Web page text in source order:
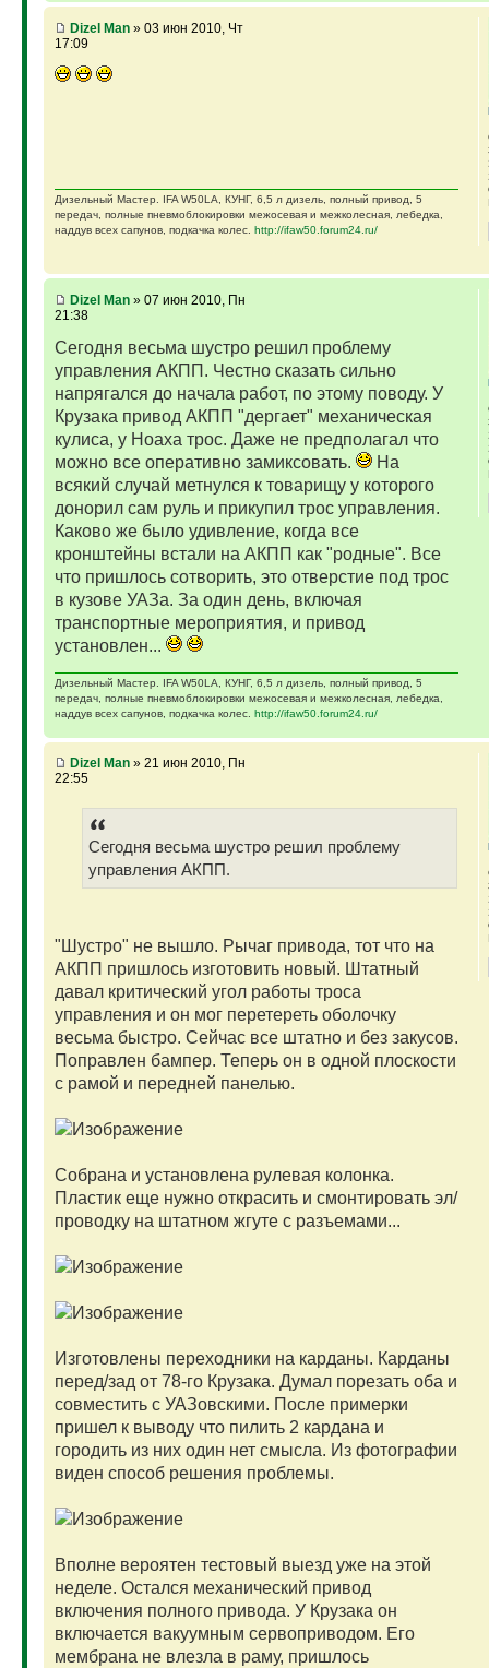
ГАЗ-69 рок-н-ролл - еще одна задумка
Если что, на связи (909)640-3030
Dizel Man» 03 июн 2010, Чт
17:09
Дизельный Мастер. IFA W50LA, КУНГ, 6,5 л дизель, полный привод, 5
передач, полные пневмоблокировки межосевая и межколесная, лебедка,
наддув всех сапунов, подкачка колес. http://ifaw50.forum24.ru/
Dizel Man» 07 июн 2010, Пн
21:38
Сегодня весьма шустро решил проблему
управления АКПП. Честно сказать сильно
напрягался до начала работ, по этому поводу. У
Крузака привод АКПП "дергает" механическая
кулиса, у Ноаха трос. Даже не предполагал что
можно все оперативно замиксовать.
На
всякий случай метнулся к товарищу у которого
донорил сам руль и прикупил трос управления.
Каково же было удивление, когда все
кронштейны встали на АКПП как "родные". Все
что пришлось сотворить, это отверстие под трос
в кузове УАЗа. За один день, включая
транспортные мероприятия, и привод
установлен...
Дизельный Мастер. IFA W50LA, КУНГ, 6,5 л дизель, полный привод, 5
передач, полные пневмоблокировки межосевая и межколесная, лебедка,
наддув всех сапунов, подкачка колес. http://ifaw50.forum24.ru/
Dizel Man» 21 июн 2010, Пн
22:55
Сегодня весьма шустро решил проблему
управления АКПП.
"Шустро" не вышло. Рычаг привода, тот что на
АКПП пришлось изготовить новый. Штатный
давал критический угол работы троса
управления и он мог перетереть оболочку
весьма быстро. Сейчас все штатно и без закусов.
Поправлен бампер. Теперь он в одной плоскости
с рамой и передней панелью.
Собрана и установлена рулевая колонка.
Пластик еще нужно открасить и смонтировать эл/
проводку на штатном жгуте с разъемами...
Изготовлены переходники на карданы. Карданы
перед/зад от 78-го Крузака. Думал порезать оба и
совместить с УАЗовскими. После примерки
пришел к выводу что пилить 2 кардана и
городить из них один нет смысла. Из фотографии
виден способ решения проблемы.
Вполне вероятен тестовый выезд уже на этой
неделе. Остался механический привод
включения полного привода. У Крузака он
включается вакуумным сервоприводом. Его
мембрана не влезла в раму, пришлось